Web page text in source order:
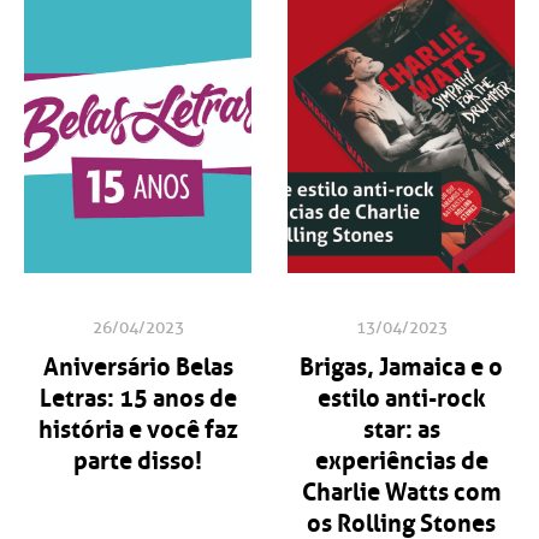
26/04/2023
Aniversário Belas
Letras: 15 anos de
história e você faz
parte disso!
13/04/2023
Brigas, Jamaica e o
estilo anti-rock
star: as
experiências de
Charlie Watts com
os Rolling Stones